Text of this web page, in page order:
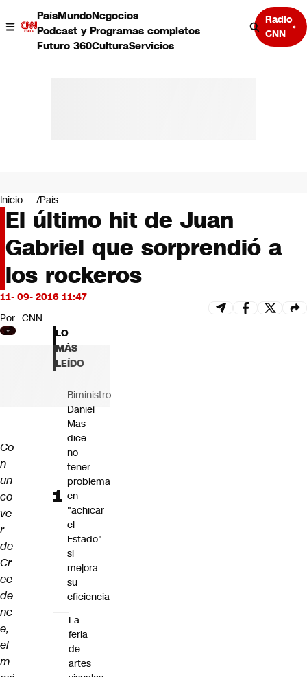
PaísMundoNegocios
Podcast y Programas completos
Futuro 360CulturaServicios
Radio
CNN
Negocios
Deportes
Programas completos
Cultura
Servicios
Bits
CNN tiempo
Futuro 360
Opinión
Inicio País
El último hit de Juan
Gabriel que sorprendió a
los rockeros
11- 09- 2016 11:47
Por CNN
Co
n
un
co
ve
r
de
Cr
ee
de
nc
e,
el
m
LO
MÁS
LEÍDO
Biministro
Daniel
Mas
dice
no
tener
problema
en
"achicar
el
Estado"
si
mejora
su
eficiencia
La
feria
de
artes